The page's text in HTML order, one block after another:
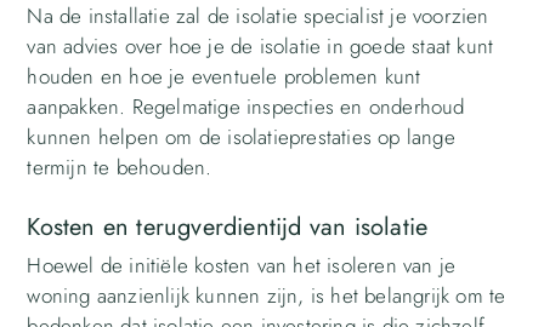
Na de installatie zal de isolatie specialist je voorzien
van advies over hoe je de isolatie in goede staat kunt
houden en hoe je eventuele problemen kunt
aanpakken. Regelmatige inspecties en onderhoud
kunnen helpen om de isolatieprestaties op lange
termijn te behouden.
Kosten en terugverdientijd van isolatie
Hoewel de initiële kosten van het isoleren van je
woning aanzienlijk kunnen zijn, is het belangrijk om te